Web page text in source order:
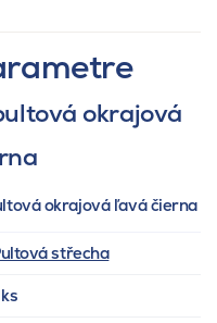
okrajová
okrajová ľavá čierna
střecha